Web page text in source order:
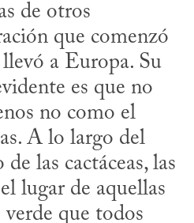
de otros
que comenzó
a Europa. Su
es que no
no como el
A lo largo del
las cactáceas, las
lugar de aquellas
que todos